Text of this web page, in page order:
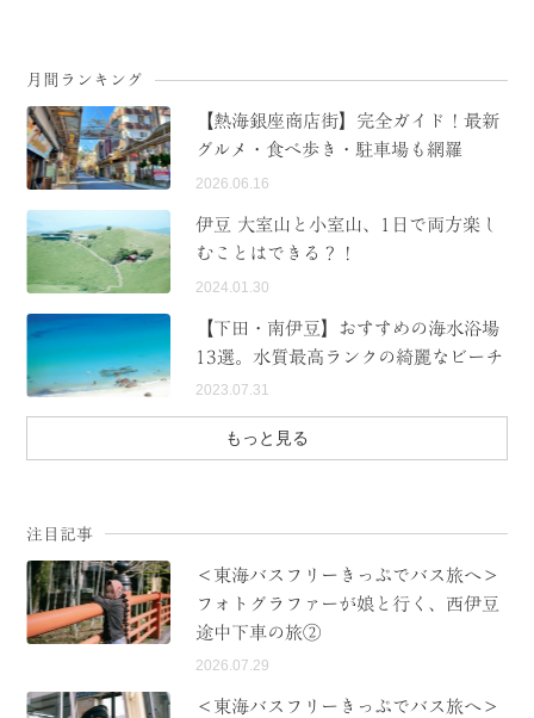
月間ランキング
【熱海銀座商店街】完全ガイド！最新
グルメ・食べ歩き・駐車場も網羅
2026.06.16
伊豆 大室山と小室山、1日で両方楽し
むことはできる？！
2024.01.30
【下田・南伊豆】おすすめの海水浴場
13選。水質最高ランクの綺麗なビーチ
2023.07.31
もっと見る
注目記事
＜東海バスフリーきっぷでバス旅へ＞
フォトグラファーが娘と行く、西伊豆
途中下車の旅②
2026.07.29
＜東海バスフリーきっぷでバス旅へ＞